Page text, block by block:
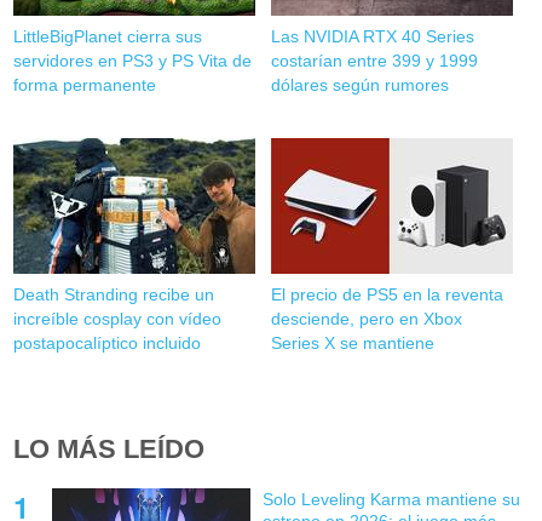
LittleBigPlanet cierra sus
servidores en PS3 y PS Vita de
forma permanente
Las NVIDIA RTX 40 Series
costarían entre 399 y 1999
dólares según rumores
Death Stranding recibe un
increíble cosplay con vídeo
postapocalíptico incluido
El precio de PS5 en la reventa
desciende, pero en Xbox
Series X se mantiene
LO MÁS LEÍDO
Solo Leveling Karma mantiene su